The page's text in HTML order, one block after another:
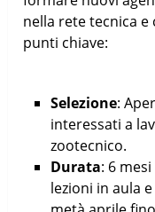
nella rete tecnica e
punti chiave:
Selezione:
interessati a
zootecnico.
Durata: 6
lezioni in aula